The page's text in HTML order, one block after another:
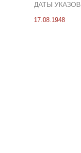
ДАТЫ УКАЗОВ
17.08.1948